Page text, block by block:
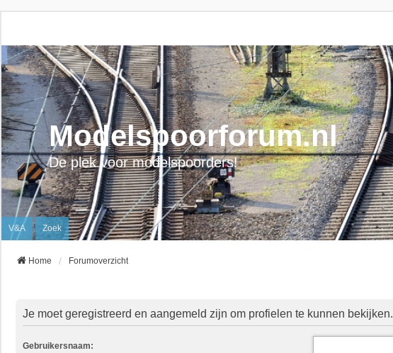
Modelspoorforum.nl
De plek voor modelspoorders!
V&A Zoek
Home Forumoverzicht
Je moet geregistreerd en aangemeld zijn om profielen te kunnen bekijken.
Gebruikersnaam: